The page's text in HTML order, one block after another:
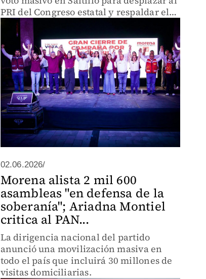
PRI del Congreso estatal y respaldar el
proyecto de la presidenta Claudia
Sheinbaum.
02.06.2026/
Morena alista 2 mil 600
asambleas "en defensa de la
soberanía"; Ariadna Montiel
critica al PAN...
La dirigencia nacional del partido
anunció una movilización masiva en
todo el país que incluirá 30 millones de
visitas domiciliarias.